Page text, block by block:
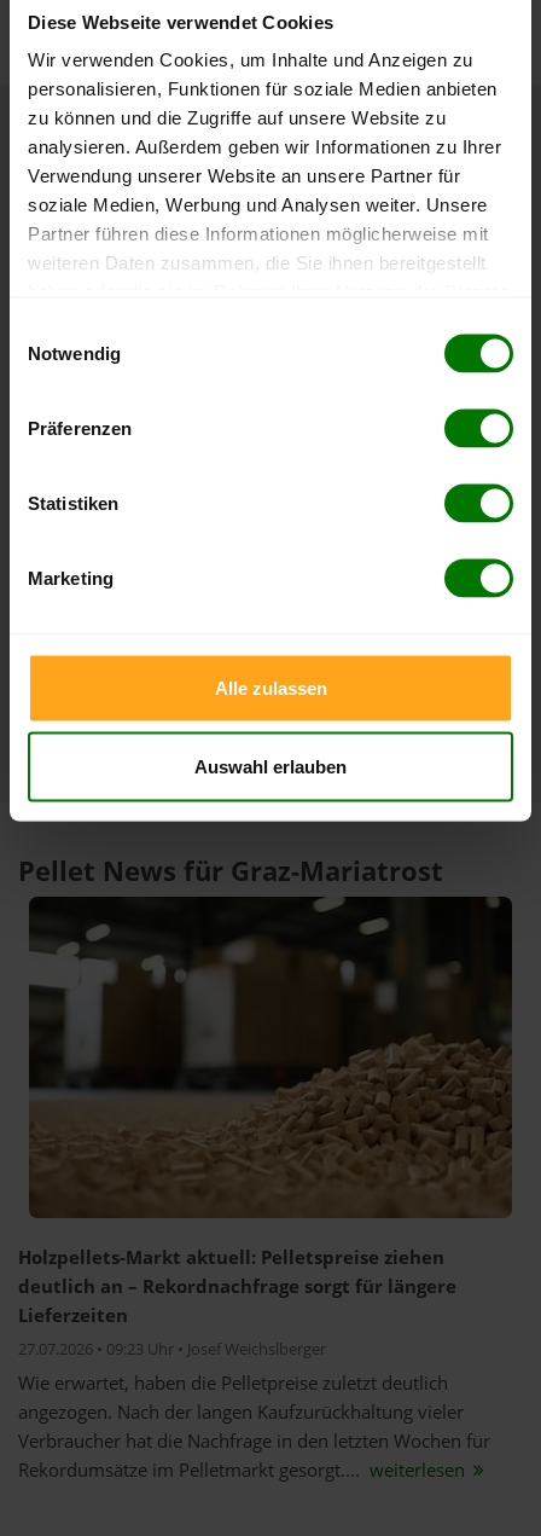
Diese Webseite verwendet Cookies
Wir verwenden Cookies, um Inhalte und Anzeigen zu
personalisieren, Funktionen für soziale Medien anbieten
zu können und die Zugriffe auf unsere Website zu
analysieren. Außerdem geben wir Informationen zu Ihrer
Verwendung unserer Website an unsere Partner für
soziale Medien, Werbung und Analysen weiter. Unsere
Partner führen diese Informationen möglicherweise mit
weiteren Daten zusammen, die Sie ihnen bereitgestellt
Notwendig
Präferenzen
Statistiken
Marketing
Alle zulassen
Auswahl erlauben
nachvollziehen.
Höchst- und Tiefststände der
Pelletspreise in Graz-Mariatrost
Die Tabelle zeigt die
Höchst- und Tiefststände der
. Das dazugehörige
Zeitraum
Tiefststand
07.07.2026
3 Monate 379,00 €
1 Jahr 409,06 €
23.07.2026
301,15 €
Pellet News für Graz-Mariatrost
Holzpellets-Markt aktuell: Pelletspreise ziehen
deutlich an – Rekordnachfrage sorgt für längere
Lieferzeiten
27.07.2026 • 09:23 Uhr • Josef Weichslberger
Wie erwartet, haben die Pelletpreise zuletzt deutlich
angezogen. Nach der langen Kaufzurückhaltung vieler
Verbraucher hat die Nachfrage in den letzten Wochen für
Rekordumsätze im Pelletmarkt gesorgt.... weiterlesen